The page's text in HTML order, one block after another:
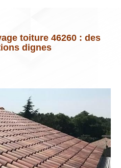
toiture 46260 : des
dignes